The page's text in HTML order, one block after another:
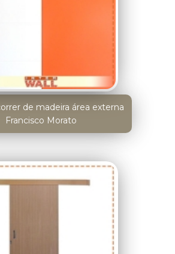
de madeira área externa
Francisco Morato